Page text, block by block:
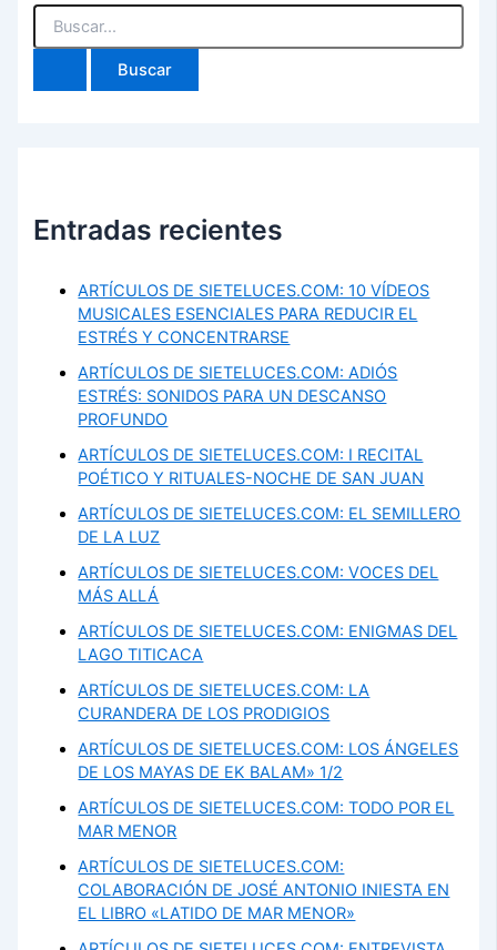
Buscar
por:
Entradas recientes
ARTÍCULOS DE SIETELUCES.COM: 10 VÍDEOS
MUSICALES ESENCIALES PARA REDUCIR EL
ESTRÉS Y CONCENTRARSE
ARTÍCULOS DE SIETELUCES.COM: ADIÓS
ESTRÉS: SONIDOS PARA UN DESCANSO
PROFUNDO
ARTÍCULOS DE SIETELUCES.COM: I RECITAL
POÉTICO Y RITUALES-NOCHE DE SAN JUAN
ARTÍCULOS DE SIETELUCES.COM: EL SEMILLERO
DE LA LUZ
ARTÍCULOS DE SIETELUCES.COM: VOCES DEL
MÁS ALLÁ
ARTÍCULOS DE SIETELUCES.COM: ENIGMAS DEL
LAGO TITICACA
ARTÍCULOS DE SIETELUCES.COM: LA
CURANDERA DE LOS PRODIGIOS
ARTÍCULOS DE SIETELUCES.COM: LOS ÁNGELES
DE LOS MAYAS DE EK BALAM» 1/2
ARTÍCULOS DE SIETELUCES.COM: TODO POR EL
MAR MENOR
ARTÍCULOS DE SIETELUCES.COM:
COLABORACIÓN DE JOSÉ ANTONIO INIESTA EN
EL LIBRO «LATIDO DE MAR MENOR»